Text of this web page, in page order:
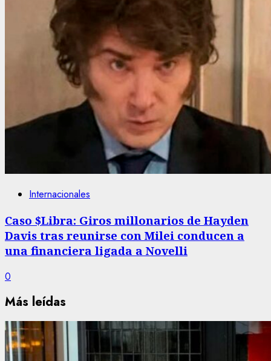
Internacionales
Caso $Libra: Giros millonarios de Hayden
Davis tras reunirse con Milei conducen a
una financiera ligada a Novelli
0
Más leídas